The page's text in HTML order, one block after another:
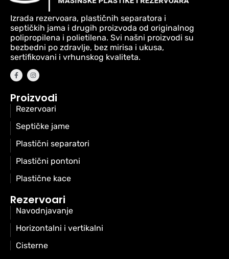
Izrada rezervoara, plastičnih separatora i
septičkih jama i drugih proizvoda od originalnog
polipropilena i polietilena. Svi našni proizvodi su
bezbedni po zdravlje, bez mirisa i ukusa,
sertifikovani i vrhunskog kvaliteta.
Proizvodi
Rezervoari
Septičke jame
Plastični separatori
Plastični pontoni
Plastične kace
Rezervoari
Navodnjavanje
Horizontalni i vertikalni
Cisterne